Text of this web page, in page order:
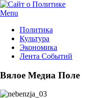
Menu
Политика
Культура
Экономика
Лента Событий
Вялое Медиа Поле